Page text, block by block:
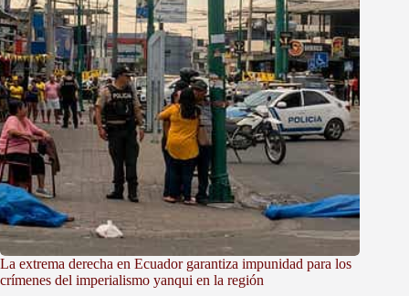
La extrema derecha en Ecuador garantiza impunidad para los
crímenes del imperialismo yanqui en la región